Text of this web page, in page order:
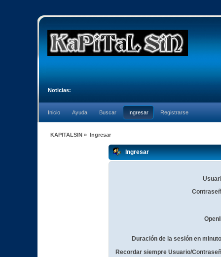
Noticias:
Inicio Ayuda Buscar Ingresar Registrarse
KAPITALSIN » Ingresar
Ingresar
Duración de la sesión en
Recordar siempre Usuario/